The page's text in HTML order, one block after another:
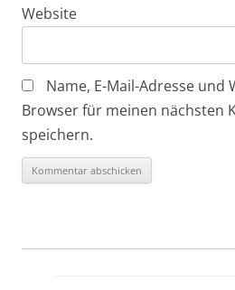
Website
Name, E-Mail-Adresse und
Browser für meinen nächsten
speichern.